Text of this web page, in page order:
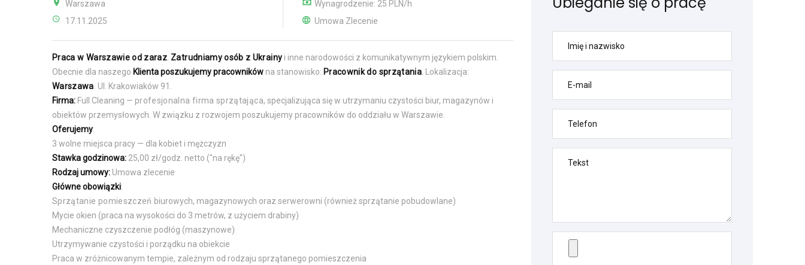
Warszawa
17.11.2025
Wynagrodzenie: 25 PLN/h
Umowa Zlecenie
Praca w Warszawie od zaraz Zatrudniamy osób z Ukrainy i inne narodowości z komunikatywnym językiem polskim.
Obecnie dla naszego Klienta poszukujemy pracowników na stanowisko: Pracownik do sprzątania . Lokalizacja:
Warszawa Ul. Krakowiaków 91.
Firma: Full Cleaning — profesjonalna firma sprzątająca, specjalizująca się w utrzymaniu czystości biur, magazynów i
obiektów przemysłowych. W związku z rozwojem poszukujemy pracowników do oddziału w Warszawie.
Oferujemy:
3 wolne miejsca pracy — dla kobiet i mężczyzn
Stawka godzinowa: 25,00 zł/godz. netto ("na rękę")
Rodzaj umowy: Umowa zlecenie
Główne obowiązki:
Sprzątanie pomieszczeń biurowych, magazynowych oraz serwerowni (również sprzątanie pobudowlane)
Mycie okien (praca na wysokości do 3 metrów, z użyciem drabiny)
Mechaniczne czyszczenie podłóg (maszynowe)
Utrzymywanie czystości i porządku na obiekcie
Praca w zróżnicowanym tempie, zależnym od rodzaju sprzątanego pomieszczenia
Imię i nazwisko
E-mail
Telefon
Tekst